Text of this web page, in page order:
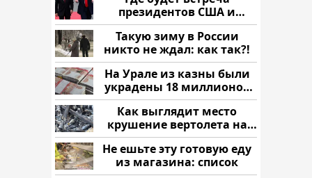
президентов США и
России: Европа?
Такую зиму в России
никто не ждал: как так?!
На Урале из казны были
украдены 18 миллионов
рублей
Как выглядит место
крушение вертолета на
Кавказе: смотреть
Не ешьте эту готовую еду
из магазина: список